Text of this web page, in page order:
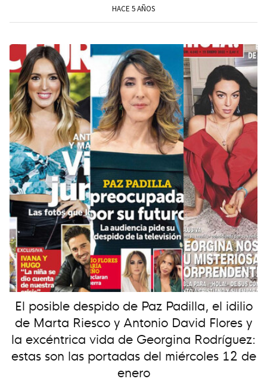
HACE 5 AÑOS
El posible despido de Paz Padilla, el idilio
de Marta Riesco y Antonio David Flores y
la excéntrica vida de Georgina Rodríguez:
estas son las portadas del miércoles 12 de
enero